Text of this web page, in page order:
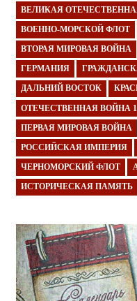
ВЕЛИКАЯ
ВОЕННО-МОРСКОЙ ФЛОТ
ВТОРАЯ МИРОВАЯ ВОЙНА
ГЕРМАНИЯ
ДАЛЬНИЙ ВОСТОК
ОТЕЧЕСТВЕННАЯ ВОЙНА
ПЕРВАЯ МИРОВАЯ ВОЙНА
РОССИЙСКАЯ ИМПЕРИЯ
ЧЕРНОМОРСКИЙ ФЛОТ
ИСТОРИЧЕСКАЯ ПАМЯТЬ